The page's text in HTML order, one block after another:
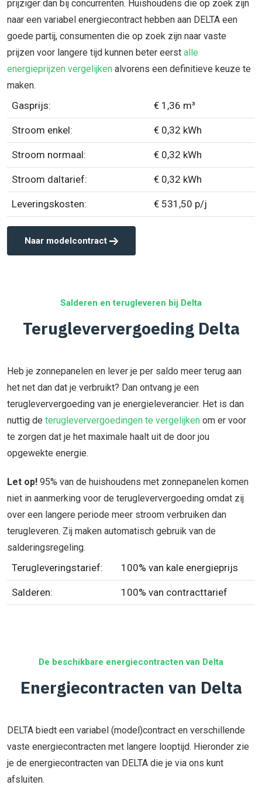
prijziger dan bij concurrenten. Huishoudens die op zoek zijn
naar een variabel energiecontract hebben aan DELTA een
goede partij, consumenten die op zoek zijn naar vaste
prijzen voor langere tijd kunnen beter eerst alle
energieprijzen vergelijken alvorens een definitieve keuze te
maken.
Gasprijs: € 1,36 m³
Stroom enkel: € 0,32 kWh
Stroom normaal: € 0,32 kWh
Stroom daltarief: € 0,32 kWh
Leveringskosten: € 531,50 p/j
Naar modelcontract
Salderen en terugleveren bij Delta
Terugleververgoeding Delta
Heb je zonnepanelen en lever je per saldo meer terug aan
het net dan dat je verbruikt? Dan ontvang je een
terugleververgoeding van je energieleverancier. Het is dan
nuttig de terugleververgoedingen te vergelijken om er voor
te zorgen dat je het maximale haalt uit de door jou
opgewekte energie.
Let op! 95% van de huishoudens met zonnepanelen komen
niet in aanmerking voor de terugleververgoeding omdat zij
over een langere periode meer stroom verbruiken dan
terugleveren. Zij maken automatisch gebruik van de
salderingsregeling.
Terugleveringstarief: 100% van kale energieprijs
Salderen: 100% van contracttarief
De beschikbare energiecontracten van Delta
Energiecontracten van Delta
DELTA biedt een variabel (model)contract en verschillende
vaste energiecontracten met langere looptijd. Hieronder zie
je de energiecontracten van DELTA die je via ons kunt
afsluiten.